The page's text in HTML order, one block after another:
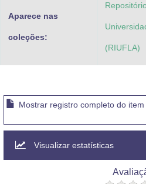
Aparece nas
coleções:
(RIUFLA)
Mostrar registro completo do item
Visualizar estatísticas